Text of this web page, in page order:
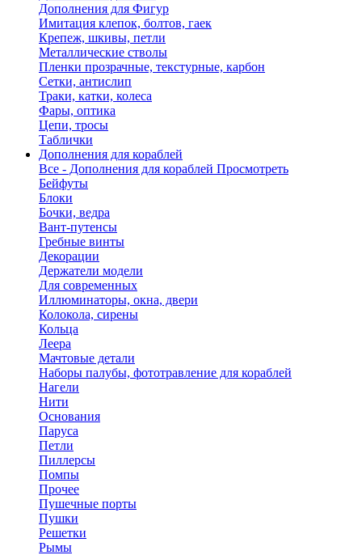
Дополнения для Фигур
Имитация клепок, болтов, гаек
Крепеж, шкивы, петли
Металлические стволы
Пленки прозрачные, текстурные, карбон
Сетки, антислип
Траки, катки, колеса
Фары, оптика
Цепи, тросы
Таблички
Дополнения для кораблей
Все - Дополнения для кораблей Просмотреть
Бейфуты
Блоки
Бочки, ведра
Вант-путенсы
Гребные винты
Декорации
Держатели модели
Для современных
Иллюминаторы, окна, двери
Колокола, сирены
Кольца
Леера
Мачтовые детали
Наборы палубы, фототравление для кораблей
Нагели
Нити
Основания
Паруса
Петли
Пиллерсы
Помпы
Прочее
Пушечные порты
Пушки
Решетки
Рымы